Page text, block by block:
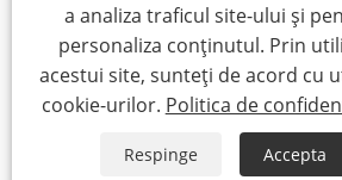
a analiza traficul site-ului și
personaliza conținutul. Prin
acestui site, sunteți de acord cu
cookie-urilor. Politica de
Respinge Accepta